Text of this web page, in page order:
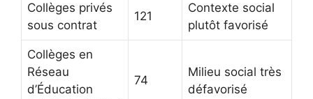
Collèges privés
sous contrat
121
Contexte social
plutôt favorisé
Collèges en
Réseau
d’Éducation
74
Milieu social très
défavorisé